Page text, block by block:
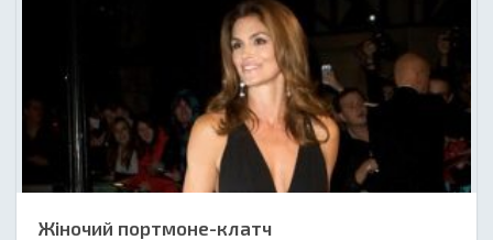
Жіночий портмоне-клатч